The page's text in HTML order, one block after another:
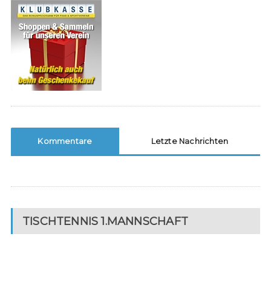
Kommentare Letzte Nachrichten
TISCHTENNIS 1.MANNSCHAFT